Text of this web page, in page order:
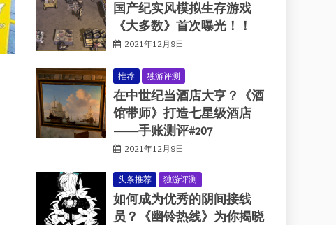
国产纪实风模拟生存游戏
《大多数》首次曝光！！
2021年12月9日
推荐 独游评测
在中世纪当酒店大亨？《酒
馆带师》打造七星级酒店
——手账测评#207
2021年12月9日
头条推荐 独游评测
如何成为优秀的阴间接线
员？《幽铃热线》为你揭晓